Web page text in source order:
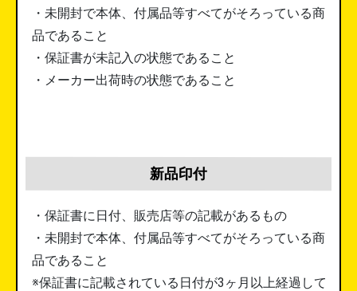
・未開封で本体、付属品等すべてがそろっている商
品であること
・保証書が未記入の状態であること
・メーカー出荷時の状態であること
新品印付
・保証書に日付、販売店等の記載があるもの
・未開封で本体、付属品等すべてがそろっている商
品であること
※保証書に記載されている日付が3ヶ月以上経過して